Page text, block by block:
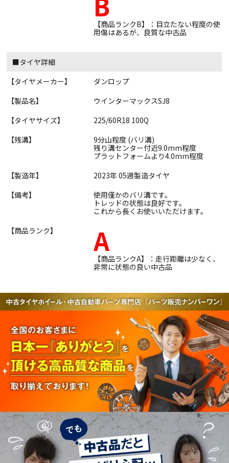
【商品ランクB】：目立たない程度の使
用傷はあるが、良質な中古品
■タイヤ詳細
【タイヤメーカー】
ダンロップ
【製品名】
ウインターマックスSJ8
【タイヤサイズ】
225/60R18 100Q
【残溝】
9分山程度 (バリ溝)
残り溝センター付近9.0mm程度
プラットフォームより4.0mm程度
【製造年】
2023年 05週製造タイヤ
【備考】
使用僅かのバリ溝です。
トレッドの状態は良好です。
これから長くお使いいただけます。
【商品ランク】
A
【商品ランクA】：走行距離は少なく、
非常に状態の良い中古品